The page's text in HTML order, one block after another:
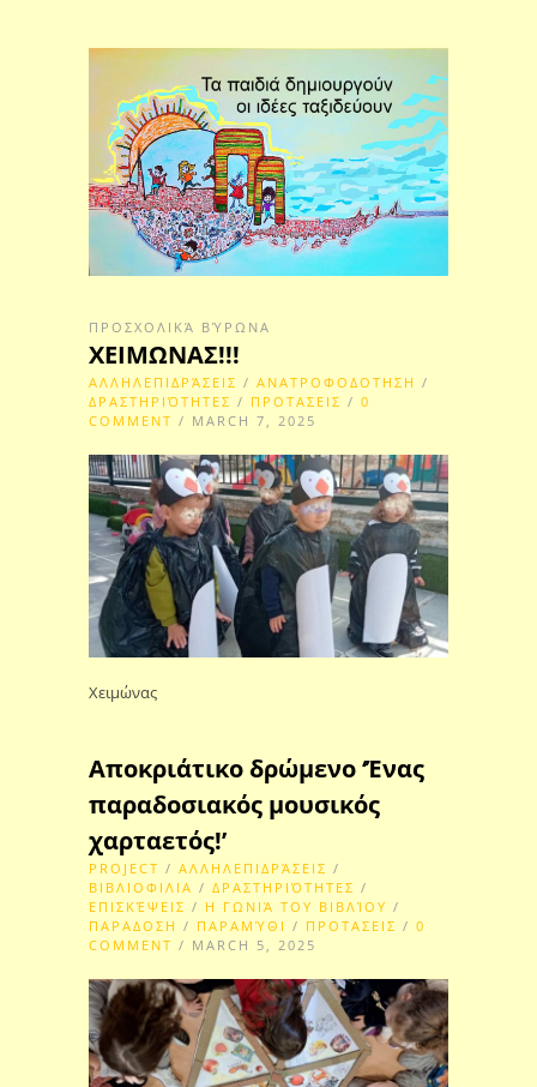
ΠΡΟΣΧΟΛΙΚΆ ΒΎΡΩΝΑ
ΧΕΙΜΩΝΑΣ!!!
ΑΛΛΗΛΕΠΙΔΡΆΣΕΙΣ / ΑΝΑΤΡΟΦΟΔΟΤΗΣΗ /
ΔΡΑΣΤΗΡΙΌΤΗΤΕΣ / ΠΡΟΤΑΣΕΙΣ / 0
COMMENT / MARCH 7, 2025
Χειμώνας
Αποκριάτικο δρώμενο ‘Ένας
παραδοσιακός μουσικός
χαρταετός!’
PROJECT / ΑΛΛΗΛΕΠΙΔΡΆΣΕΙΣ /
ΒΙΒΛΙΟΦΙΛΙΑ / ΔΡΑΣΤΗΡΙΌΤΗΤΕΣ /
ΕΠΙΣΚΈΨΕΙΣ / Η ΓΩΝΙΆ ΤΟΥ ΒΙΒΛΊΟΥ /
ΠΑΡΑΔΟΣΗ / ΠΑΡΑΜΎΘΙ / ΠΡΟΤΑΣΕΙΣ / 0
COMMENT / MARCH 5, 2025